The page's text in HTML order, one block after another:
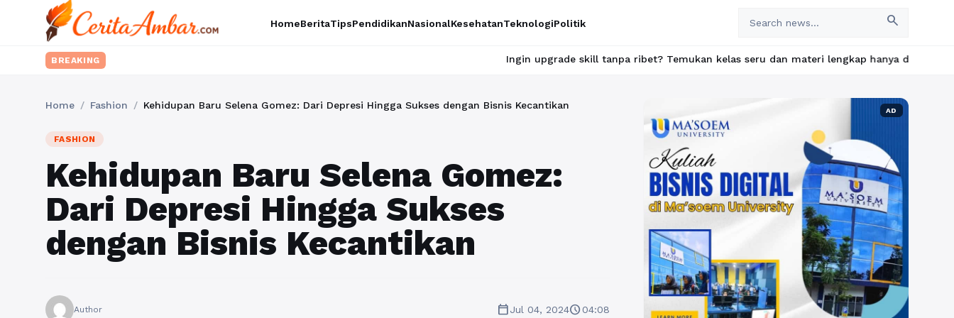
HomeBeritaTipsPendidikanNasionalKesehatanTeknologiPolitik search
BREAKING Ingin upgrade skill tanpa ribet? Temukan kelas seru dan materi lengkap hanya di YukBelajar.com.
Home / Fashion / Kehidupan Baru Selena Gomez: Dari Depresi Hingga Sukses dengan Bisnis Kecantikan
FASHION
Kehidupan Baru Selena Gomez:
Dari Depresi Hingga Sukses
dengan Bisnis Kecantikan
Author calendar_todayJul 04, 2024schedule04:08
AD